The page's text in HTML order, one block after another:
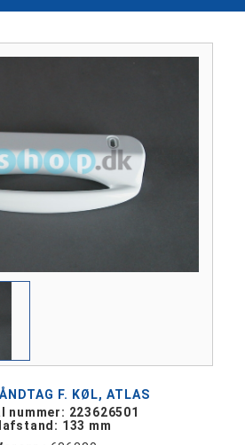
F. KØL, ATLAS
nummer: 223626501
133 mm